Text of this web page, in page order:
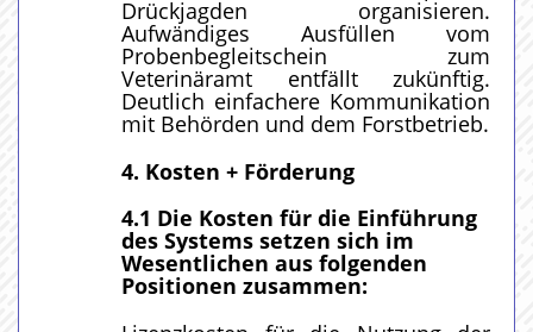
Drückjagden organisieren.
Aufwändiges Ausfüllen vom
Probenbegleitschein zum
Veterinäramt entfällt zukünftig.
Deutlich einfachere Kommunikation
mit Behörden und dem Forstbetrieb.
4. Kosten + Förderung
4.1 Die Kosten für die Einführung
des Systems setzen sich im
Wesentlichen aus folgenden
Positionen zusammen: